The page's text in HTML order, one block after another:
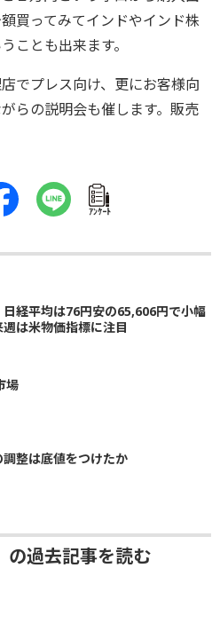
買ってみてインドやインド株
ことも出来ます。
でプレス向け、更にお客様向
らの説明会も催します。販売
ｱﾝｹｰﾄ
日経平均は76円安の65,606円で小幅
は米物価指標に注目
場
整は底値をつけたか
の過去記事を読む